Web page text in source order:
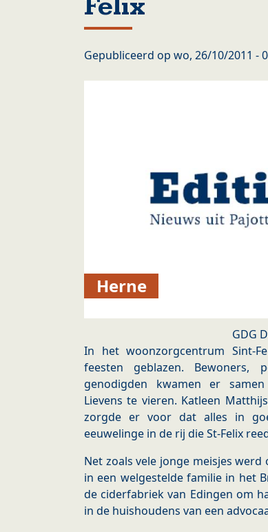
Felix
Gepubliceerd op wo, 26/10/2011 -
Herne
GDG
In het woonzorgcentrum Sint-
feesten geblazen. Bewoners,
genodigden kwamen er
Lievens te vieren. Katleen
zorgde er voor dat alles in
eeuwelinge in de rij die St-Felix
Net zoals vele jonge meisjes werd
in een welgestelde familie in het
de ciderfabriek van Edingen om
in de huishoudens van een